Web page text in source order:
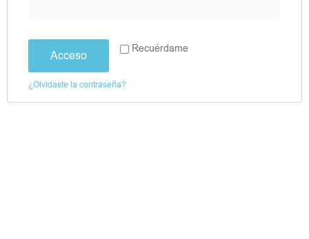
Recuérdame
Acceso
¿Olvidaste la contraseña?